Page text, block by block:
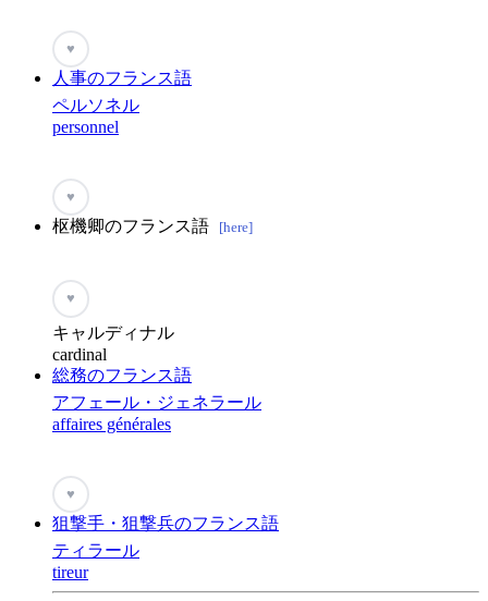
♥
人事のフランス語
ペルソネル
personnel
♥
枢機卿のフランス語 [here]
♥
キャルディナル
cardinal
総務のフランス語
アフェール・ジェネラール
affaires générales
♥
狙撃手・狙撃兵のフランス語
ティラール
tireur